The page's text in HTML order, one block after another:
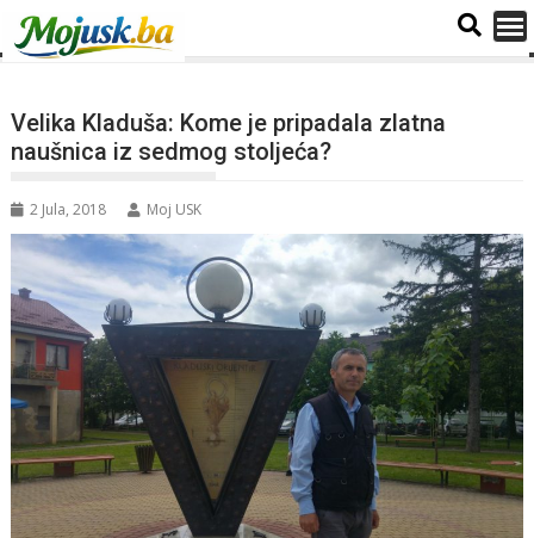
Velika Kladuša: Kome je pripadala zlatna
naušnica iz sedmog stoljeća?
2 Jula, 2018 Moj USK